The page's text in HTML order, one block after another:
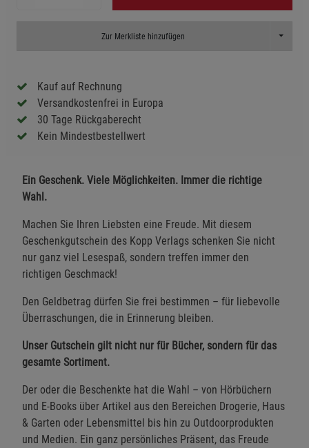
Zur Merkliste hinzufügen Toggle
Kauf auf Rechnung
Versandkostenfrei in Europa
30 Tage Rückgaberecht
Kein Mindestbestellwert
Ein Geschenk. Viele Möglichkeiten. Immer die richtige
Wahl.
Machen Sie Ihren Liebsten eine Freude. Mit diesem
Geschenkgutschein des Kopp Verlags schenken Sie nicht
nur ganz viel Lesespaß, sondern treffen immer den
richtigen Geschmack!
Den Geldbetrag dürfen Sie frei bestimmen – für liebevolle
Überraschungen, die in Erinnerung bleiben.
Unser Gutschein gilt nicht nur für Bücher, sondern für das
gesamte Sortiment.
Der oder die Beschenkte hat die Wahl – von Hörbüchern
und E-Books über Artikel aus den Bereichen Drogerie, Haus
& Garten oder Lebensmittel bis hin zu Outdoorprodukten
und Medien. Ein ganz persönliches Präsent, das Freude